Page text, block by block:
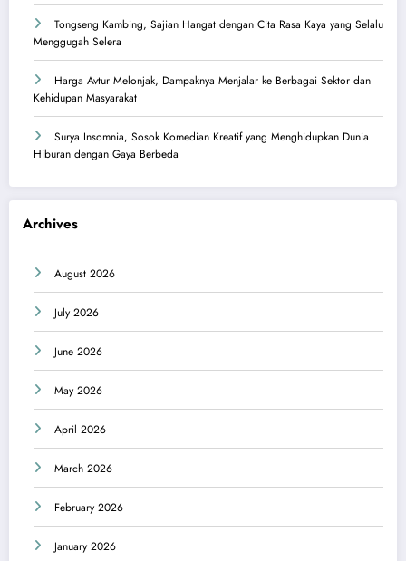
Tongseng Kambing, Sajian Hangat dengan Cita Rasa Kaya yang Selalu
Menggugah Selera
Harga Avtur Melonjak, Dampaknya Menjalar ke Berbagai Sektor dan
Kehidupan Masyarakat
Surya Insomnia, Sosok Komedian Kreatif yang Menghidupkan Dunia
Hiburan dengan Gaya Berbeda
Archives
August 2026
July 2026
June 2026
May 2026
April 2026
March 2026
February 2026
January 2026